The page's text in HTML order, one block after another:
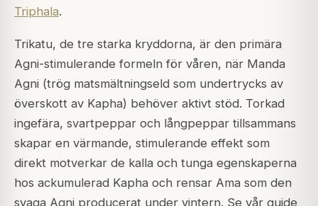
Triphala.
Trikatu, de tre starka kryddorna, är den primära
Agni-stimulerande formeln för våren, när Manda
Agni (trög matsmältningseld som undertrycks av
överskott av Kapha) behöver aktivt stöd. Torkad
ingefära, svartpeppar och långpeppar tillsammans
skapar en värmande, stimulerande effekt som
direkt motverkar de kalla och tunga egenskaperna
hos ackumulerad Kapha och rensar Ama som den
svaga Agni producerat under vintern. Se vår guide